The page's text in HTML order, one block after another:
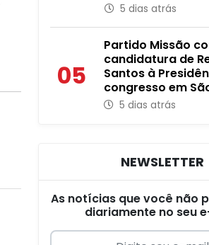
5 dias atrás
05
Partido Missão
candidatura de
Santos à
congresso em
5 dias atrás
NEWSLETTER
As notícias que você não
diariamente no seu